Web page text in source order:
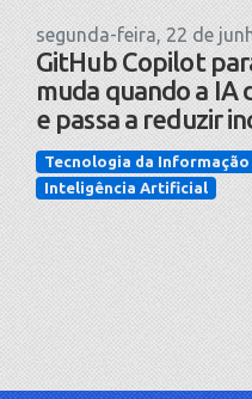
segunda-feira, 22 de
GitHub Copilot
muda quando a IA
e passa a reduzir
Tecnologia da Informação
Inteligência Artificial